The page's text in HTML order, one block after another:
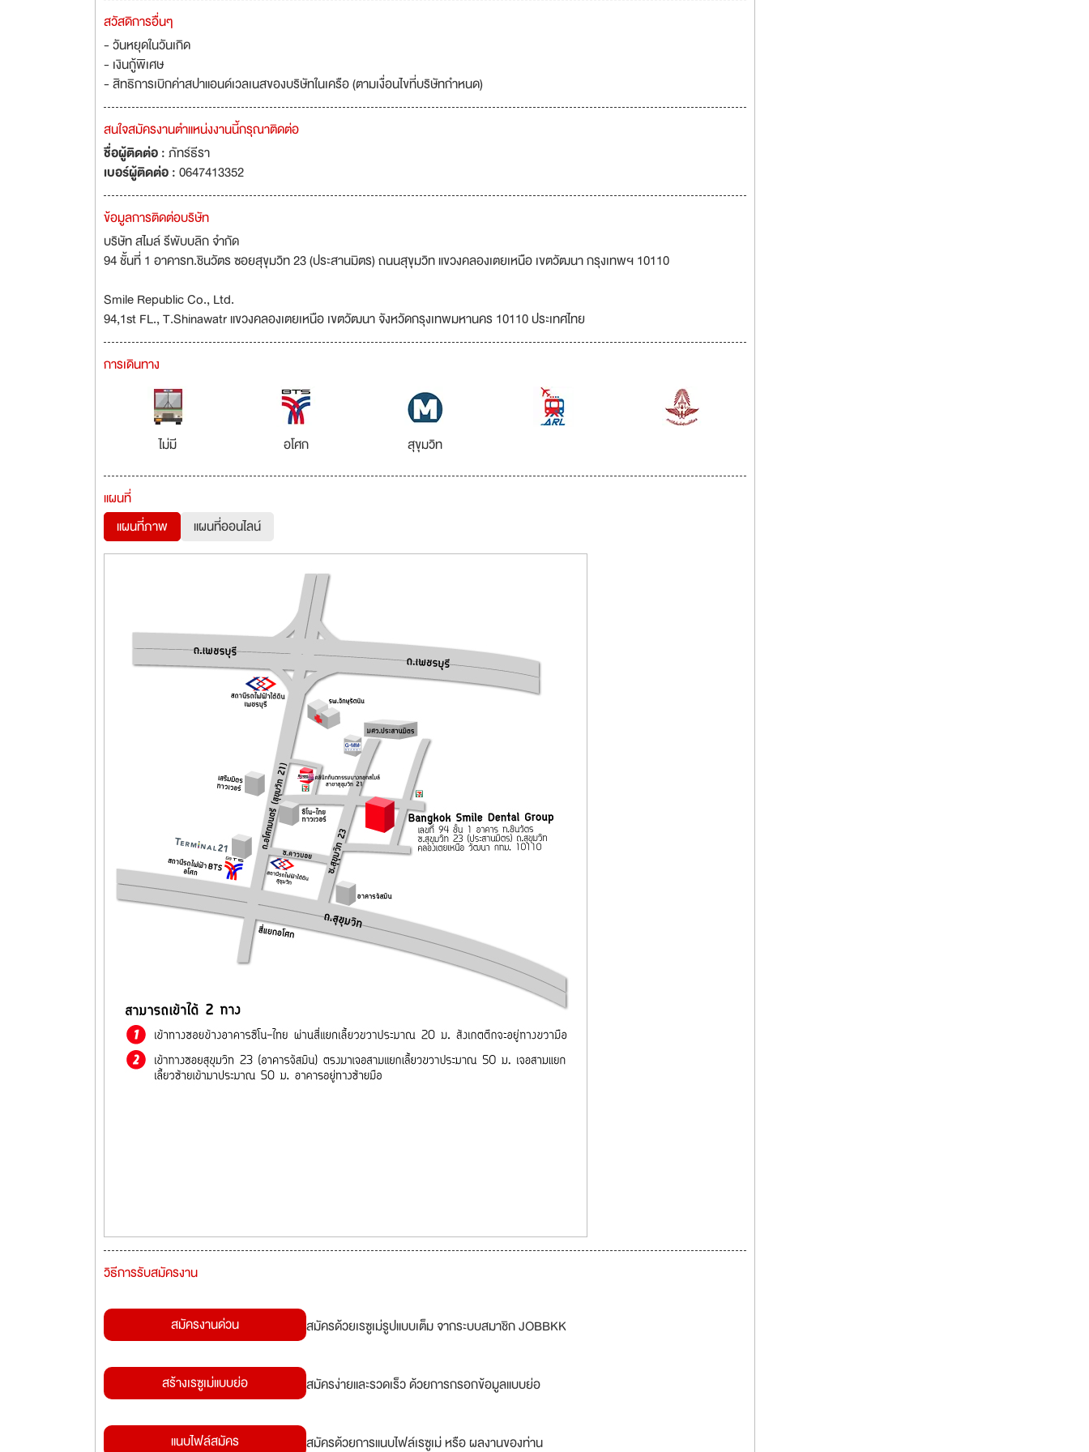
สวัสดิการอื่นๆ
- วันหยุดในวันเกิด
- เงินกู้พิเศษ
- สิทธิการเบิกค่าสปาแอนด์เวลเนสของบริษัทในเครือ (ตามเงื่อนไขที่บริษัทกำหนด)
สนใจสมัครงานตำแหน่งงานนี้กรุณาติดต่อ
ชื่อผู้ติดต่อ :ภัทร์ธีรา
เบอร์ผู้ติดต่อ :0647413352
ข้อมูลการติดต่อบริษัท
บริษัท สไมล์ รีพับบลิก จำกัด
94 ชั้นที่ 1 อาคารท.ชินวัตร ซอยสุขุมวิท 23 (ประสานมิตร) ถนนสุขุมวิท แขวงคลองเตยเหนือ เขตวัฒนา กรุงเทพฯ 10110
Smile Republic Co., Ltd.
94,1st FL., T.Shinawatr แขวงคลองเตยเหนือ เขตวัฒนา จังหวัดกรุงเทพมหานคร 10110 ประเทศไทย
การเดินทาง
ไม่มี อโศก สุขุมวิท
แผนที่
แผนที่ภาพ
แผนที่ออนไลน์
วิธีการรับสมัครงาน
สมัครงานด่วน สมัครด้วยเรซูเม่รูปแบบเต็ม จากระบบสมาชิก JOBBKK
สร้างเรซูเม่แบบย่อ สมัครง่ายและรวดเร็ว ด้วยการกรอกข้อมูลแบบย่อ
แนบไฟล์สมัคร สมัครด้วยการแนบไฟล์เรซูเม่ หรือ ผลงานของท่าน